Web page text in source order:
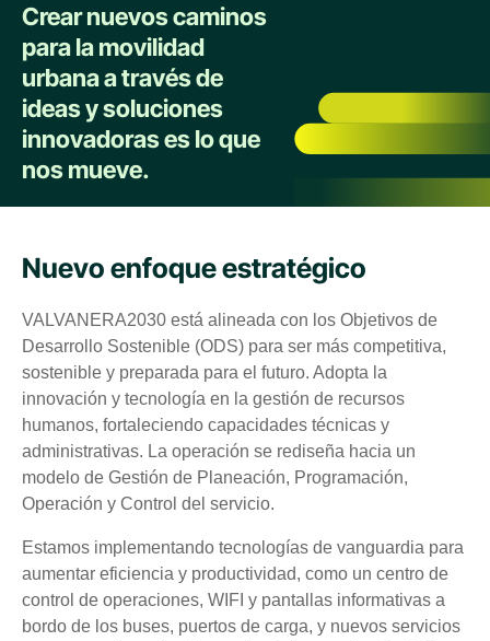
Crear nuevos caminos
para la movilidad
urbana a través de
ideas y soluciones
innovadoras es lo que
nos mueve.
Nuevo enfoque estratégico
VALVANERA2030 está alineada con los Objetivos de
Desarrollo Sostenible (ODS) para ser más competitiva,
sostenible y preparada para el futuro. Adopta la
innovación y tecnología en la gestión de recursos
humanos, fortaleciendo capacidades técnicas y
administrativas. La operación se rediseña hacia un
modelo de Gestión de Planeación, Programación,
Operación y Control del servicio.
Estamos implementando tecnologías de vanguardia para
aumentar eficiencia y productividad, como un centro de
control de operaciones, WIFI y pantallas informativas a
bordo de los buses, puertos de carga, y nuevos servicios